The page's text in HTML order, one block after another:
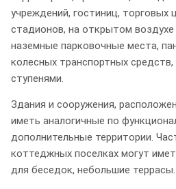
учреждений, гостиниц, торговых
стадионов, на открытом
наземные парковочные места,
колесных транспортных
ступенями.
Здания и сооружения,
иметь аналогичные по
дополнительные территории.
коттеджных поселках могут
для беседок, небольшие террасы.